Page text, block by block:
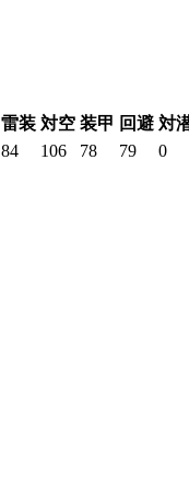
雷装 対空 装甲 回避 対
84 106 78 79 0